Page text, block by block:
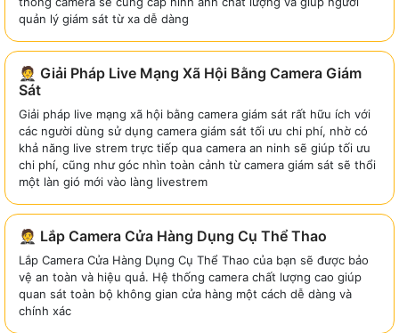
quản lý giám sát từ xa dễ dàng
🤵 Giải Pháp Live Mạng Xã Hội Bằng Camera Giám
Sát
Giải pháp live mạng xã hội bằng camera giám sát rất hữu ích với
các người dùng sử dụng camera giám sát tối ưu chi phí, nhờ có
khả năng live strem trực tiếp qua camera an ninh sẽ giúp tối ưu
chi phí, cũng như góc nhìn toàn cảnh từ camera giám sát sẽ thổi
một làn gió mới vào làng livestrem
🤵 Lắp Camera Cửa Hàng Dụng Cụ Thể Thao
Lắp Camera Cửa Hàng Dụng Cụ Thể Thao của bạn sẽ được bảo
vệ an toàn và hiệu quả. Hệ thống camera chất lượng cao giúp
quan sát toàn bộ không gian cửa hàng một cách dễ dàng và
chính xác